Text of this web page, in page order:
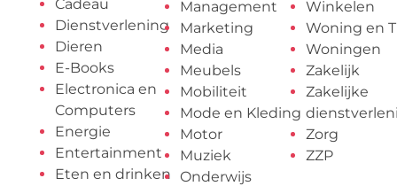
Cadeau
Dienstverlening
Dieren
E-Books
Electronica en
Computers
Energie
Entertainment
Eten en drinken
Management
Marketing
Media
Meubels
Mobiliteit
Mode en Kleding
Motor
Muziek
Onderwijs
Winkelen
Woning en
Woningen
Zakelijk
Zakelijke
Zorg
ZZP